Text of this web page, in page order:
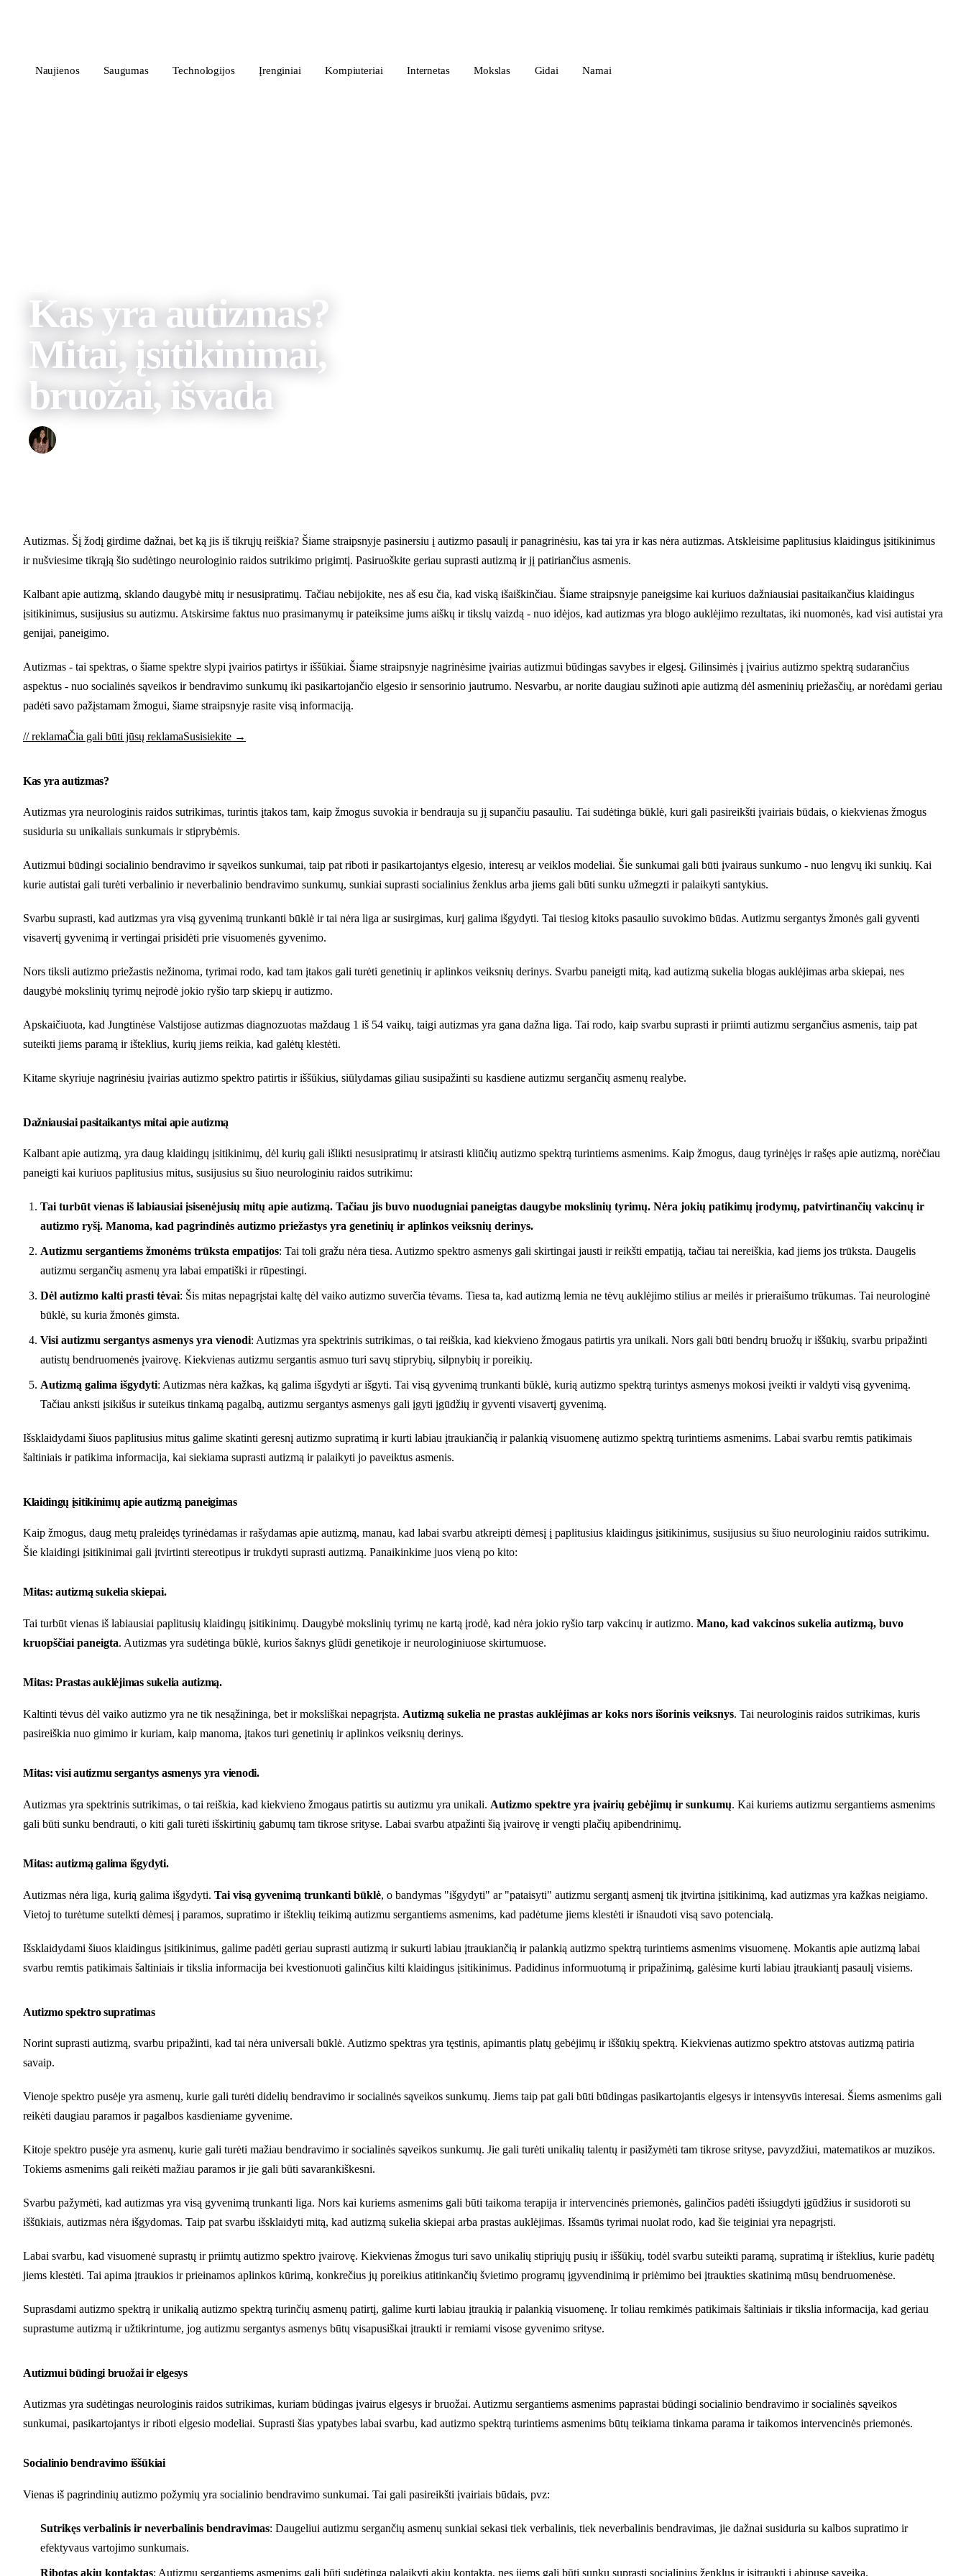
Naujienos Saugumas Technologijos Įrenginiai Kompiuteriai Internetas Mokslas Gidai Namai
Kas yra autizmas?
Mitai, įsitikinimai,
bruožai, išvada
Autizmas. Šį žodį girdime dažnai, bet ką jis iš tikrųjų reiškia? Šiame straipsnyje pasinersiu į autizmo pasaulį ir panagrinėsiu, kas tai yra ir kas nėra autizmas. Atskleisime paplitusius klaidingus įsitikinimus
ir nušviesime tikrąją šio sudėtingo neurologinio raidos sutrikimo prigimtį. Pasiruoškite geriau suprasti autizmą ir jį patiriančius asmenis.
Kalbant apie autizmą, sklando daugybė mitų ir nesusipratimų. Tačiau nebijokite, nes aš esu čia, kad viską išaiškinčiau. Šiame straipsnyje paneigsime kai kuriuos dažniausiai pasitaikančius klaidingus
įsitikinimus, susijusius su autizmu. Atskirsime faktus nuo prasimanymų ir pateiksime jums aiškų ir tikslų vaizdą - nuo idėjos, kad autizmas yra blogo auklėjimo rezultatas, iki nuomonės, kad visi autistai yra
genijai, paneigimo.
Autizmas - tai spektras, o šiame spektre slypi įvairios patirtys ir iššūkiai. Šiame straipsnyje nagrinėsime įvairias autizmui būdingas savybes ir elgesį. Gilinsimės į įvairius autizmo spektrą sudarančius
aspektus - nuo socialinės sąveikos ir bendravimo sunkumų iki pasikartojančio elgesio ir sensorinio jautrumo. Nesvarbu, ar norite daugiau sužinoti apie autizmą dėl asmeninių priežasčių, ar norėdami geriau
padėti savo pažįstamam žmogui, šiame straipsnyje rasite visą informaciją.
// reklamaČia gali būti jūsų reklamaSusisiekite →
Kas yra autizmas?
Autizmas yra neurologinis raidos sutrikimas, turintis įtakos tam, kaip žmogus suvokia ir bendrauja su jį supančiu pasauliu. Tai sudėtinga būklė, kuri gali pasireikšti įvairiais būdais, o kiekvienas žmogus
susiduria su unikaliais sunkumais ir stiprybėmis.
Autizmui būdingi socialinio bendravimo ir sąveikos sunkumai, taip pat riboti ir pasikartojantys elgesio, interesų ar veiklos modeliai. Šie sunkumai gali būti įvairaus sunkumo - nuo lengvų iki sunkių. Kai
kurie autistai gali turėti verbalinio ir neverbalinio bendravimo sunkumų, sunkiai suprasti socialinius ženklus arba jiems gali būti sunku užmegzti ir palaikyti santykius.
Svarbu suprasti, kad autizmas yra visą gyvenimą trunkanti būklė ir tai nėra liga ar susirgimas, kurį galima išgydyti. Tai tiesiog kitoks pasaulio suvokimo būdas. Autizmu sergantys žmonės gali gyventi
visavertį gyvenimą ir vertingai prisidėti prie visuomenės gyvenimo.
Nors tiksli autizmo priežastis nežinoma, tyrimai rodo, kad tam įtakos gali turėti genetinių ir aplinkos veiksnių derinys. Svarbu paneigti mitą, kad autizmą sukelia blogas auklėjimas arba skiepai, nes
daugybė mokslinių tyrimų neįrodė jokio ryšio tarp skiepų ir autizmo.
Apskaičiuota, kad Jungtinėse Valstijose autizmas diagnozuotas maždaug 1 iš 54 vaikų, taigi autizmas yra gana dažna liga. Tai rodo, kaip svarbu suprasti ir priimti autizmu sergančius asmenis, taip pat
suteikti jiems paramą ir išteklius, kurių jiems reikia, kad galėtų klestėti.
Kitame skyriuje nagrinėsiu įvairias autizmo spektro patirtis ir iššūkius, siūlydamas giliau susipažinti su kasdiene autizmu sergančių asmenų realybe.
Dažniausiai pasitaikantys mitai apie autizmą
Kalbant apie autizmą, yra daug klaidingų įsitikinimų, dėl kurių gali išlikti nesusipratimų ir atsirasti kliūčių autizmo spektrą turintiems asmenims. Kaip žmogus, daug tyrinėjęs ir rašęs apie autizmą, norėčiau
paneigti kai kuriuos paplitusius mitus, susijusius su šiuo neurologiniu raidos sutrikimu:
Tai turbūt vienas iš labiausiai įsisenėjusių mitų apie autizmą. Tačiau jis buvo nuodugniai paneigtas daugybe mokslinių tyrimų. Nėra jokių patikimų įrodymų, patvirtinančių vakcinų ir
autizmo ryšį. Manoma, kad pagrindinės autizmo priežastys yra genetinių ir aplinkos veiksnių derinys.
Autizmu sergantiems žmonėms trūksta empatijos: Tai toli gražu nėra tiesa. Autizmo spektro asmenys gali skirtingai jausti ir reikšti empatiją, tačiau tai nereiškia, kad jiems jos trūksta. Daugelis
autizmu sergančių asmenų yra labai empatiški ir rūpestingi.
Dėl autizmo kalti prasti tėvai: Šis mitas nepagrįstai kaltę dėl vaiko autizmo suverčia tėvams. Tiesa ta, kad autizmą lemia ne tėvų auklėjimo stilius ar meilės ir prieraišumo trūkumas. Tai neurologinė
būklė, su kuria žmonės gimsta.
Visi autizmu sergantys asmenys yra vienodi: Autizmas yra spektrinis sutrikimas, o tai reiškia, kad kiekvieno žmogaus patirtis yra unikali. Nors gali būti bendrų bruožų ir iššūkių, svarbu pripažinti
autistų bendruomenės įvairovę. Kiekvienas autizmu sergantis asmuo turi savų stiprybių, silpnybių ir poreikių.
Autizmą galima išgydyti: Autizmas nėra kažkas, ką galima išgydyti ar išgyti. Tai visą gyvenimą trunkanti būklė, kurią autizmo spektrą turintys asmenys mokosi įveikti ir valdyti visą gyvenimą.
Tačiau anksti įsikišus ir suteikus tinkamą pagalbą, autizmu sergantys asmenys gali įgyti įgūdžių ir gyventi visavertį gyvenimą.
Išsklaidydami šiuos paplitusius mitus galime skatinti geresnį autizmo supratimą ir kurti labiau įtraukiančią ir palankią visuomenę autizmo spektrą turintiems asmenims. Labai svarbu remtis patikimais
šaltiniais ir patikima informacija, kai siekiama suprasti autizmą ir palaikyti jo paveiktus asmenis.
Klaidingų įsitikinimų apie autizmą paneigimas
Kaip žmogus, daug metų praleidęs tyrinėdamas ir rašydamas apie autizmą, manau, kad labai svarbu atkreipti dėmesį į paplitusius klaidingus įsitikinimus, susijusius su šiuo neurologiniu raidos sutrikimu.
Šie klaidingi įsitikinimai gali įtvirtinti stereotipus ir trukdyti suprasti autizmą. Panaikinkime juos vieną po kito:
Mitas: autizmą sukelia skiepai.
Tai turbūt vienas iš labiausiai paplitusių klaidingų įsitikinimų. Daugybė mokslinių tyrimų ne kartą įrodė, kad nėra jokio ryšio tarp vakcinų ir autizmo. Mano, kad vakcinos sukelia autizmą, buvo
kruopščiai paneigta. Autizmas yra sudėtinga būklė, kurios šaknys glūdi genetikoje ir neurologiniuose skirtumuose.
Mitas: Prastas auklėjimas sukelia autizmą.
Kaltinti tėvus dėl vaiko autizmo yra ne tik nesąžininga, bet ir moksliškai nepagrįsta. Autizmą sukelia ne prastas auklėjimas ar koks nors išorinis veiksnys. Tai neurologinis raidos sutrikimas, kuris
pasireiškia nuo gimimo ir kuriam, kaip manoma, įtakos turi genetinių ir aplinkos veiksnių derinys.
Mitas: visi autizmu sergantys asmenys yra vienodi.
Autizmas yra spektrinis sutrikimas, o tai reiškia, kad kiekvieno žmogaus patirtis su autizmu yra unikali. Autizmo spektre yra įvairių gebėjimų ir sunkumų. Kai kuriems autizmu sergantiems asmenims
gali būti sunku bendrauti, o kiti gali turėti išskirtinių gabumų tam tikrose srityse. Labai svarbu atpažinti šią įvairovę ir vengti plačių apibendrinimų.
Mitas: autizmą galima išgydyti.
Autizmas nėra liga, kurią galima išgydyti. Tai visą gyvenimą trunkanti būklė, o bandymas "išgydyti" ar "pataisyti" autizmu sergantį asmenį tik įtvirtina įsitikinimą, kad autizmas yra kažkas neigiamo.
Vietoj to turėtume sutelkti dėmesį į paramos, supratimo ir išteklių teikimą autizmu sergantiems asmenims, kad padėtume jiems klestėti ir išnaudoti visą savo potencialą.
Išsklaidydami šiuos klaidingus įsitikinimus, galime padėti geriau suprasti autizmą ir sukurti labiau įtraukiančią ir palankią autizmo spektrą turintiems asmenims visuomenę. Mokantis apie autizmą labai
svarbu remtis patikimais šaltiniais ir tikslia informacija bei kvestionuoti galinčius kilti klaidingus įsitikinimus. Padidinus informuotumą ir pripažinimą, galėsime kurti labiau įtraukiantį pasaulį visiems.
Autizmo spektro supratimas
Norint suprasti autizmą, svarbu pripažinti, kad tai nėra universali būklė. Autizmo spektras yra tęstinis, apimantis platų gebėjimų ir iššūkių spektrą. Kiekvienas autizmo spektro atstovas autizmą patiria
savaip.
Vienoje spektro pusėje yra asmenų, kurie gali turėti didelių bendravimo ir socialinės sąveikos sunkumų. Jiems taip pat gali būti būdingas pasikartojantis elgesys ir intensyvūs interesai. Šiems asmenims gali
reikėti daugiau paramos ir pagalbos kasdieniame gyvenime.
Kitoje spektro pusėje yra asmenų, kurie gali turėti mažiau bendravimo ir socialinės sąveikos sunkumų. Jie gali turėti unikalių talentų ir pasižymėti tam tikrose srityse, pavyzdžiui, matematikos ar muzikos.
Tokiems asmenims gali reikėti mažiau paramos ir jie gali būti savarankiškesni.
Svarbu pažymėti, kad autizmas yra visą gyvenimą trunkanti liga. Nors kai kuriems asmenims gali būti taikoma terapija ir intervencinės priemonės, galinčios padėti išsiugdyti įgūdžius ir susidoroti su
iššūkiais, autizmas nėra išgydomas. Taip pat svarbu išsklaidyti mitą, kad autizmą sukelia skiepai arba prastas auklėjimas. Išsamūs tyrimai nuolat rodo, kad šie teiginiai yra nepagrįsti.
Labai svarbu, kad visuomenė suprastų ir priimtų autizmo spektro įvairovę. Kiekvienas žmogus turi savo unikalių stipriųjų pusių ir iššūkių, todėl svarbu suteikti paramą, supratimą ir išteklius, kurie padėtų
jiems klestėti. Tai apima įtraukios ir prieinamos aplinkos kūrimą, konkrečius jų poreikius atitinkančių švietimo programų įgyvendinimą ir priėmimo bei įtraukties skatinimą mūsų bendruomenėse.
Suprasdami autizmo spektrą ir unikalią autizmo spektrą turinčių asmenų patirtį, galime kurti labiau įtraukią ir palankią visuomenę. Ir toliau remkimės patikimais šaltiniais ir tikslia informacija, kad geriau
suprastume autizmą ir užtikrintume, jog autizmu sergantys asmenys būtų visapusiškai įtraukti ir remiami visose gyvenimo srityse.
Autizmui būdingi bruožai ir elgesys
Autizmas yra sudėtingas neurologinis raidos sutrikimas, kuriam būdingas įvairus elgesys ir bruožai. Autizmu sergantiems asmenims paprastai būdingi socialinio bendravimo ir socialinės sąveikos
sunkumai, pasikartojantys ir riboti elgesio modeliai. Suprasti šias ypatybes labai svarbu, kad autizmo spektrą turintiems asmenims būtų teikiama tinkama parama ir taikomos intervencinės priemonės.
Socialinio bendravimo iššūkiai
Vienas iš pagrindinių autizmo požymių yra socialinio bendravimo sunkumai. Tai gali pasireikšti įvairiais būdais, pvz:
Sutrikęs verbalinis ir neverbalinis bendravimas: Daugeliui autizmu sergančių asmenų sunkiai sekasi tiek verbalinis, tiek neverbalinis bendravimas, jie dažnai susiduria su kalbos supratimo ir
efektyvaus vartojimo sunkumais.
Ribotas akių kontaktas: Autizmu sergantiems asmenims gali būti sudėtinga palaikyti akių kontaktą, nes jiems gali būti sunku suprasti socialinius ženklus ir įsitraukti į abipusę sąveiką.